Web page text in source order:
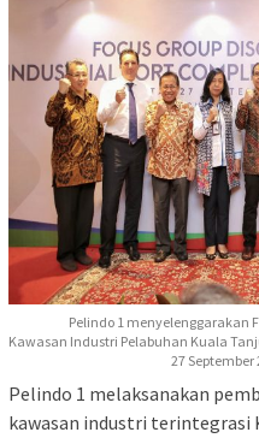
Pelindo 1 menyelenggarakan
Kawasan Industri Pelabuhan Kuala
27
Pelindo 1 melaksanakan
kawasan industri terintegrasi